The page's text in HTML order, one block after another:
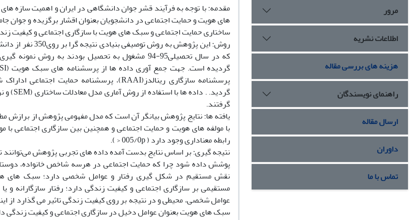
مقدمه: با توجه به فرآیند قشر جوان دانشگاهی در ایران و اهمیت سازه
های هویت و حمایت اجتماعی در دانشجویان بعنوان اقشار برگزیده و جوان
ساختاری حمایت اجتماعی و سبک های هویت با سازگاری اجتماعی و کیفیت
روش: این پژوهش به روش
که در سال تحصیلی95-94 مشغول به تحصیل بودند به
گرفتند.
یافته ها: نتایج پژوهش بیانگر آن است که مدل مفهومی پژوهش از برازش
با مولفه های هویت و حمایت اجتماعی و همچنین بین سازگاری اجتماعی
رابطه معناداری وجود دارد ( 005/0p < ).
نتیجه گیری: بر اساس نتایج بدست آمده داده های تجربی پژوهش می‌توانند
پوشش داده شود چرا که حمایت اجتماعی در هرسه شاخص خانواده،
نقش مستقیم در شکل گیری رفتار و عوامل شخصی دارد؛ سبک های
مستقیمی بر سازگاری اجتماعی و کیفیت زندگی دارد؛ رفتار سازگارانه و یا
عوامل شخصی، محیطی و در نتیجه بر روی کیفیت زندگی تاثیر می گذارد از
سبک های هویت بعنوان عوامل دخیل در سازگاری اجتماعی و کیفیت زندگی
مرور
اطلاعات نشریه
هزینه های بررسی مقاله
راهنمای نویسندگان
ارسال مقاله
داوران
تماس با ما